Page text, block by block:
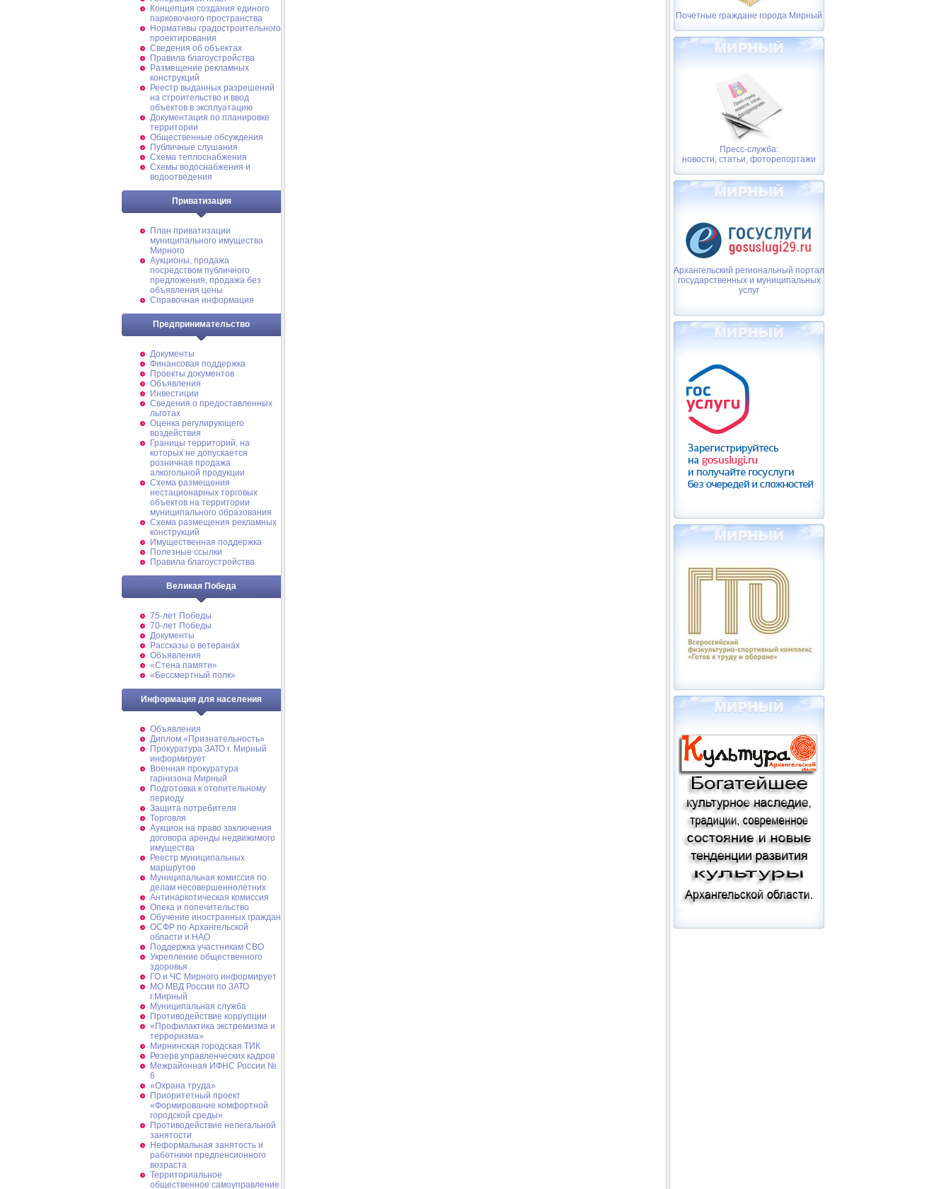
Концепция создания единого
парковочного пространства
Нормативы градостроительного
проектирования
Сведения об объектах
Правила благоустройства
Размещение рекламных
конструкций
Реестр выданных разрешений
на строительство и ввод
объектов в эксплуатацию
Документация по планировке
территории
Общественные обсуждения
Публичные слушания
Схема теплоснабжения
Схемы водоснабжения и
водоотведения
Приватизация
План приватизации
муниципального имущества
Мирного
Аукционы, продажа
посредством публичного
предложения, продажа без
объявления цены
Справочная информация
Предпринимательство
Документы
Финансовая поддержка
Проекты документов
Объявления
Инвестиции
Сведения о предоставленных
льготах
Оценка регулирующего
воздействия
Границы территорий, на
которых не допускается
розничная продажа
алкогольной продукции
Схема размещения
нестационарных торговых
объектов на территории
муниципального образования
Схема размещения рекламных
конструкций
Имущественная поддержка
Полезные ссылки
Правила благоустройства
Великая Победа
75-лет Победы
70-лет Победы
Документы
Рассказы о ветеранах
Объявления
«Стена памяти»
«Бессмертный полк»
Информация для населения
Объявления
Диплом «Признательность»
Прокуратура ЗАТО г. Мирный
информирует
Военная прокуратура
гарнизона Мирный
Подготовка к отопительному
периоду
Защита потребителя
Торговля
Аукцион на право заключения
договора аренды недвижимого
имущества
Реестр муниципальных
маршрутов
Муниципальная комиссия по
делам несовершеннолетних
Антинаркотическая комиссия
Опека и попечительство
Обучение иностранных граждан
ОСФР по Архангельской
области и НАО
Поддержка участникам СВО
Укрепление общественного
здоровья
ГО и ЧС Мирного информирует
МО МВД России по ЗАТО
г.Мирный
Муниципальная cлужба
Противодействие коррупции
«Профилактика экстремизма и
терроризма»
Мирнинская городская ТИК
Резерв управленческих кадров
Межрайонная ИФНС России №
6
«Охрана труда»
Приоритетный проект
«Формирование комфортной
городской среды»
Противодействие нелегальной
занятости
Неформальная занятость и
работники предпенсионного
возраста
Территориальное
общественное самоуправление
Почетные граждане города Мирный
Пресс-служба:
новости, статьи, фоторепортажи
Архангельский региональный портал
государственных и муниципальных
услуг